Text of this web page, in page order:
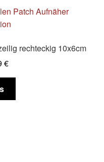
auf.
können
der
gewählt
rechteckig 10x6cm
€